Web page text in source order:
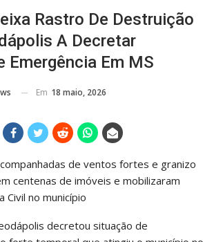
Rastro De Destruição
A Decretar
Emergência Em MS
Em 18 maio, 2026
de ventos fortes e granizo
centenas de imóveis e mobilizaram
Civil no município
decretou situação de